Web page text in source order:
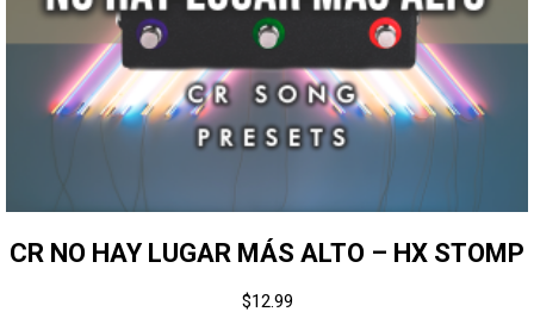
CR NO HAY LUGAR MÁS ALTO – HX STOMP
$12.99